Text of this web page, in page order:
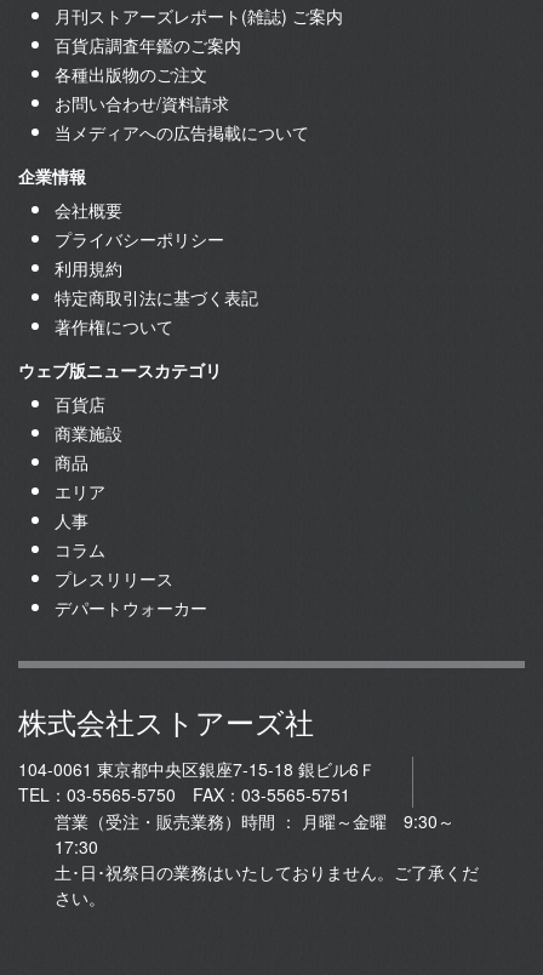
月刊ストアーズレポート(雑誌) ご案内
百貨店調査年鑑のご案内
各種出版物のご注文
お問い合わせ/資料請求
当メディアへの広告掲載について
企業情報
会社概要
プライバシーポリシー
利用規約
特定商取引法に基づく表記
著作権について
ウェブ版ニュースカテゴリ
百貨店
商業施設
商品
エリア
人事
コラム
プレスリリース
デパートウォーカー
株式会社ストアーズ社
104-0061 東京都中央区銀座7-15-18 銀ビル6Ｆ
TEL：03-5565-5750 FAX：03-5565-5751
営業（受注・販売業務）時間 ： 月曜～金曜 9:30～
17:30
土･日･祝祭日の業務はいたしておりません。ご了承くだ
さい。